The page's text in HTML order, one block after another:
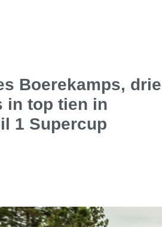
Boerekamps, drie
in top tien in
1 Supercup